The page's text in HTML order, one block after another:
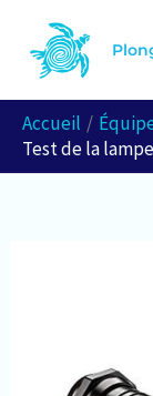
contenu
Accueil
Test de la
e
h
e